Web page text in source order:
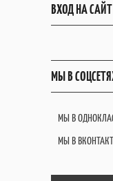
ВХОД НА САЙТ
МЫ В
МЫ В
МЫ В